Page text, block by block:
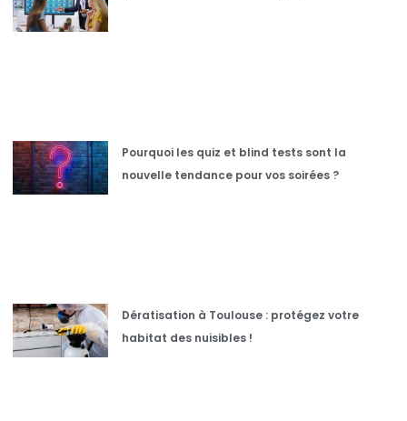
Pourquoi les quiz et blind tests sont la
nouvelle tendance pour vos soirées ?
Dératisation à Toulouse : protégez votre
habitat des nuisibles !